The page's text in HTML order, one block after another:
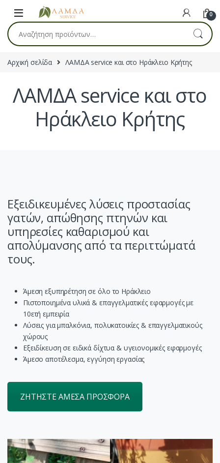
Skip to navigation
Skip to content
0
Αναζήτηση για:
Αρχική σελίδα ΛΑΜΔΑ service και στο Ηράκλειο Κρήτης
ΛΑΜΔΑ service και στο
Ηράκλειο Κρήτης
Εξειδικευμένες λύσεις προστασίας
γατών, απώθησης πτηνών και
υπηρεσίες καθαρισμού και
απολύμανσης από τα περιττώματά
τους.
Άμεση εξυπηρέτηση σε όλο το Ηράκλειο
Πιστοποιημένα υλικά & επαγγελματικές εφαρμογές με
10ετή εμπειρία
Λύσεις για μπαλκόνια, πολυκατοικίες & επαγγελματικούς
χώρους
Εξειδίκευση σε ειδικά δίχτυα & υγειονομικές εφαρμογές
Άμεσο αποτέλεσμα, εγγύηση εργασίας
ΖΗΤΗΣΤΕ ΑΜΕΣΑ ΠΡΟΣΦΟΡΑ